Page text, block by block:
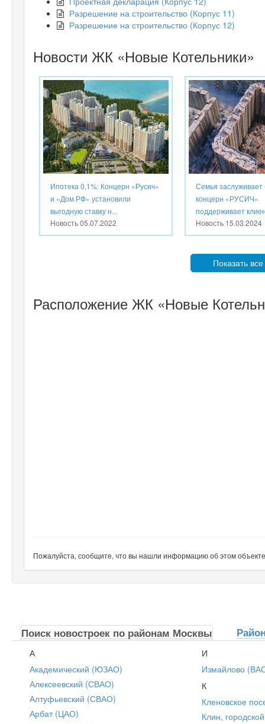
Разрешение на строительство (Корпус 11)
Разрешение на строительство (Корпус 12)
Новости ЖК «Новые Котельники»
Ипотека 0,1%: Концерн «Русич»
и «Дом.РФ» установили
выгодную ставку н...
Новость05.07.2022
Семья заслуживает
концерн «РУСИЧ»
поддерживает
Новость 15.03.2024
Показать
Расположение ЖК «Новые
Пожалуйста, сообщите, что вы нашли информацию об этом
Поиск новостроек по районам Москвы
А
Академический (ЮЗАО)
Алексеевский (СВАО)
Алтуфьевский (СВАО)
Арбат (ЦАО)
И
Измайлово
К
Кленовское
Клин,